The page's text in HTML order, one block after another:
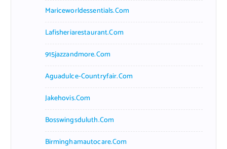
Mariceworldessentials.com
Lafisheriarestaurant.com
915jazzandmore.com
Aguadulce-Countryfair.com
Jakehovis.com
Bosswingsduluth.com
Birminghamautocare.com